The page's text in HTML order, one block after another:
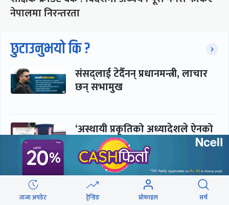
नेपालमा निरन्तरता
छुटाउनुभयो कि ?
संसद्लाई टेर्दैनन् प्रधानमन्त्री, लाचार
छन् सभामुख
‘अस्थायी प्रकृतिको अध्यादेशले ऐनको
व्यवस्था विस्थापित गर्न सक्दैन’
सरकार-प्रसाईं लुकामारी : छिनमै
पक्राउ, तुरुन्तै रिहा
ताजा अपडेट ट्रेन्डिङ प्रोफाइल सर्च